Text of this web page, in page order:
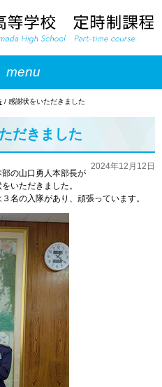
menu
/ 感謝状をいただきました
だきました
2024年12月12日
の山口勇人本部長が
いただきました。
名の入隊があり、頑張っています。